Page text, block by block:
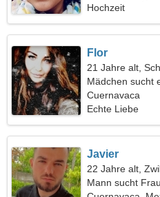
Hochzeit
Flor
21 Jahre alt,
Mädchen sucht
Cuernavaca
Echte Liebe
Javier
22 Jahre alt,
Mann sucht Frau